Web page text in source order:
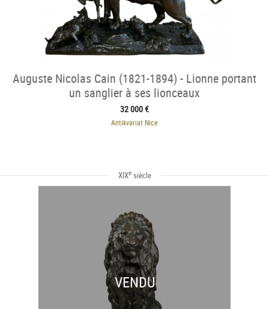
Auguste Nicolas Cain (1821-1894) - Lionne portant
un sanglier à ses lionceaux
32 000 €
Antikvariat Nice
XIXesiècle
VENDU